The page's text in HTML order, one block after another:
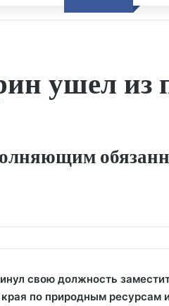
ушел из
свою должность
по природным ресурсам